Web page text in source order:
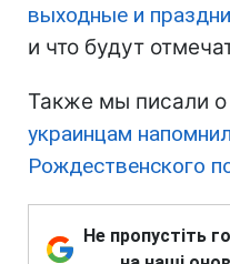
выходные и
и что будут
Также мы писали о
украинцам
Рождественского
Не пропустіть